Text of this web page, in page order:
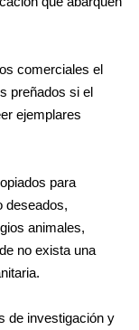
comerciales el
preñados si el
ejemplares
para
deseados,
animales,
no exista una
de investigación y